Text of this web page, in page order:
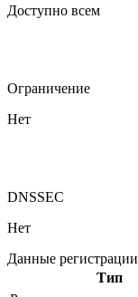
Доступно всем
Ограничение
Нет
DNSSEC
Нет
Данные регистрации
Тип